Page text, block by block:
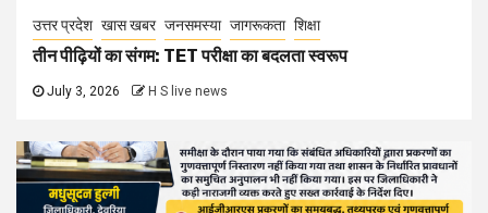
उत्तर प्रदेश खास खबर जनसमस्या जागरूकता शिक्षा
तीन पीढ़ियों का संगम: TET परीक्षा का बदलता स्वरूप
July 3, 2026 H S live news